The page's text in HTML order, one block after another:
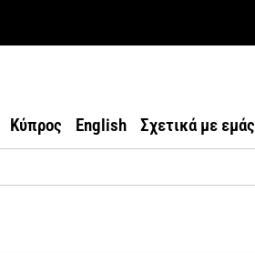
Κύπρος English Σχετικά με εμάς